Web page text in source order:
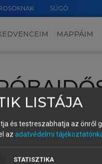
SÚGÓ
MAPPÁIM
lépj be a
Új felhasználóként1
elindításához,
A regisztráció után a
LISTÁJA
és testreszabhatja az önről
az adatvédelmi
STATISZTIKA